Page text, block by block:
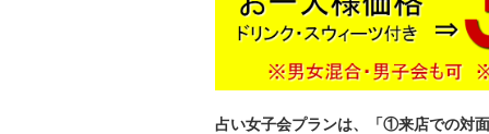
占い女子会プランは、「①来店での対